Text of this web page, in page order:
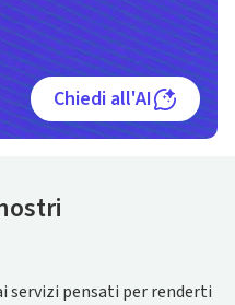
Chiedi all'AI
pensati per renderti